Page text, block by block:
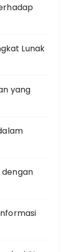
Lunak
yang
dengan